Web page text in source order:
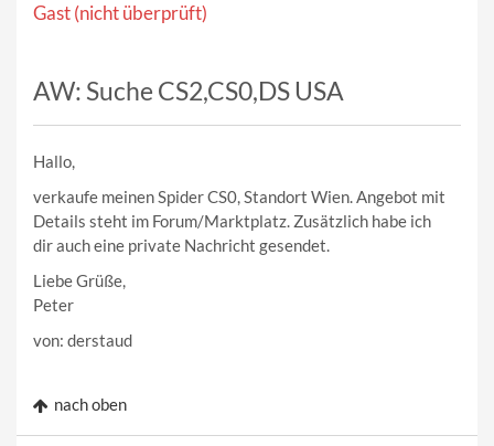
Gast (nicht überprüft)
AW: Suche CS2,CS0,DS USA
Hallo,
verkaufe meinen Spider CS0, Standort Wien. Angebot mit
Details steht im Forum/Marktplatz. Zusätzlich habe ich
dir auch eine private Nachricht gesendet.
Liebe Grüße,
Peter
von: derstaud
nach oben